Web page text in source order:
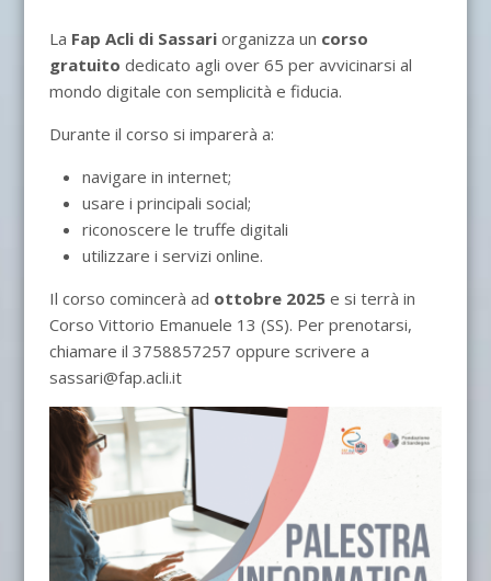
La Fap Acli di Sassariorganizza un corso
gratuito dedicato agli over 65 per avvicinarsi al
mondo digitale con semplicità e fiducia.
Durante il corso si imparerà a:
navigare in internet;
usare i principali social;
riconoscere le truffe digitali
utilizzare i servizi online.
Il corso comincerà ad ottobre 2025e si terrà in
Corso Vittorio Emanuele 13 (SS). Per prenotarsi,
chiamare il 3758857257 oppure scrivere a
sassari@fap.acli.it